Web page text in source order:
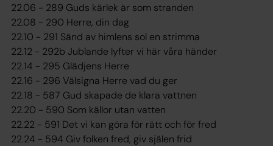
22.06 - 289 Guds kärlek är som stranden
22.08 - 290 Herre, din dag
22.10 - 291 Sänd av himlens sol en strimma
22.12 - 292b Jublande lyfter vi här våra händer
22.14 - 295 Glädjens Herre
22.16 - 296 Välsigna Herre vad du ger
22.18 - 587 Gud skapade de klara vattnen
22.20 - 590 Som källor utan vatten
22.22 - 591 Det vi kan göra för rätt och för fred
22.24 - 594 Giv folken fred, giv själen frid